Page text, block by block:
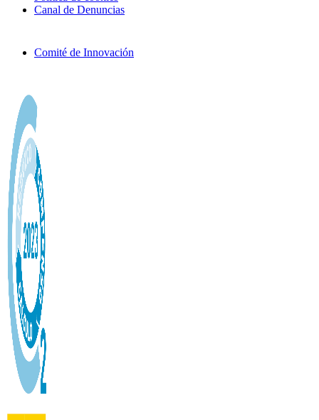
Canal de Denuncias
Comité de Innovación